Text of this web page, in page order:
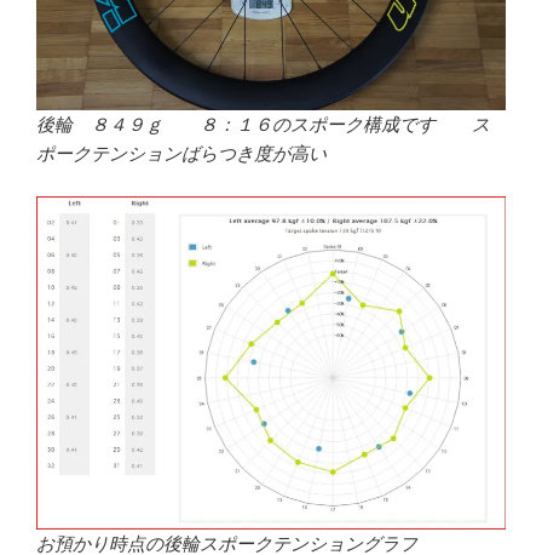
後輪 ８４９ｇ ８：１６のスポーク構成です ス
ポークテンションばらつき度が高い
お預かり時点の後輪スポークテンショングラフ